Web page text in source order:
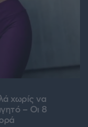
χωρίς να
– Οι 8